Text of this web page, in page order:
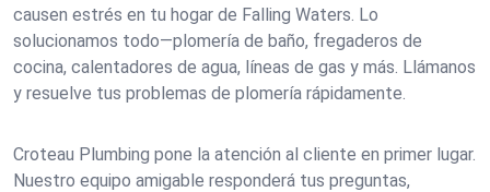
causen estrés en tu hogar de Falling Waters. Lo
solucionamos todo—plomería de baño, fregaderos de
cocina, calentadores de agua, líneas de gas y más. Llámanos
y resuelve tus problemas de plomería rápidamente.
Croteau Plumbing pone la atención al cliente en primer lugar.
Nuestro equipo amigable responderá tus preguntas,